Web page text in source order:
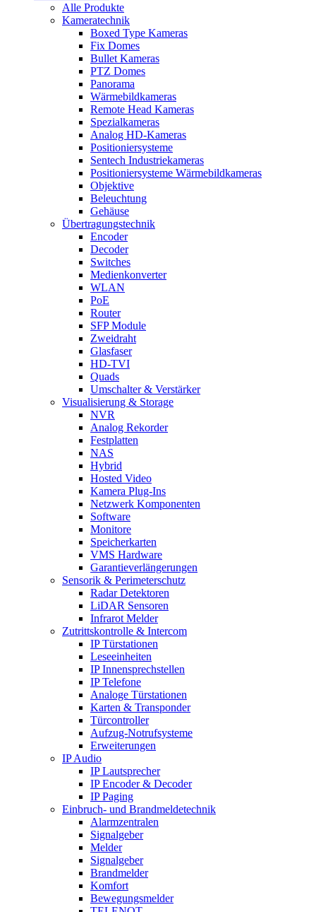
Alle Produkte
Kameratechnik
Boxed Type Kameras
Fix Domes
Bullet Kameras
PTZ Domes
Panorama
Wärmebildkameras
Remote Head Kameras
Spezialkameras
Analog HD-Kameras
Positioniersysteme
Sentech Industriekameras
Positioniersysteme Wärmebildkameras
Objektive
Beleuchtung
Gehäuse
Übertragungstechnik
Encoder
Decoder
Switches
Medienkonverter
WLAN
PoE
Router
SFP Module
Zweidraht
Glasfaser
HD-TVI
Quads
Umschalter & Verstärker
Visualisierung & Storage
NVR
Analog Rekorder
Festplatten
NAS
Hybrid
Hosted Video
Kamera Plug-Ins
Netzwerk Komponenten
Software
Monitore
Speicherkarten
VMS Hardware
Garantieverlängerungen
Sensorik & Perimeterschutz
Radar Detektoren
LiDAR Sensoren
Infrarot Melder
Zutrittskontrolle & Intercom
IP Türstationen
Leseeinheiten
IP Innensprechstellen
IP Telefone
Analoge Türstationen
Karten & Transponder
Türcontroller
Aufzug-Notrufsysteme
Erweiterungen
IP Audio
IP Lautsprecher
IP Encoder & Decoder
IP Paging
Einbruch- und Brandmeldetechnik
Alarmzentralen
Signalgeber
Melder
Signalgeber
Brandmelder
Komfort
Bewegungsmelder